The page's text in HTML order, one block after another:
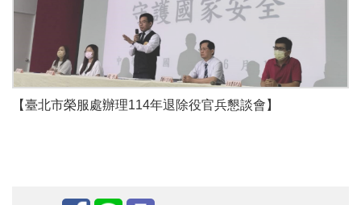
【臺北市榮服處辦理114年退除役官兵懇談會】